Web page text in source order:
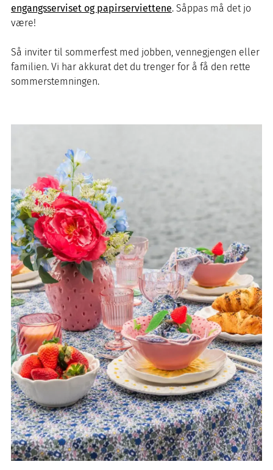
engangsserviset og papirserviettene. Såppas må det jo
være!
Så inviter til sommerfest med jobben, vennegjengen eller
familien. Vi har akkurat det du trenger for å få den rette
sommerstemningen.